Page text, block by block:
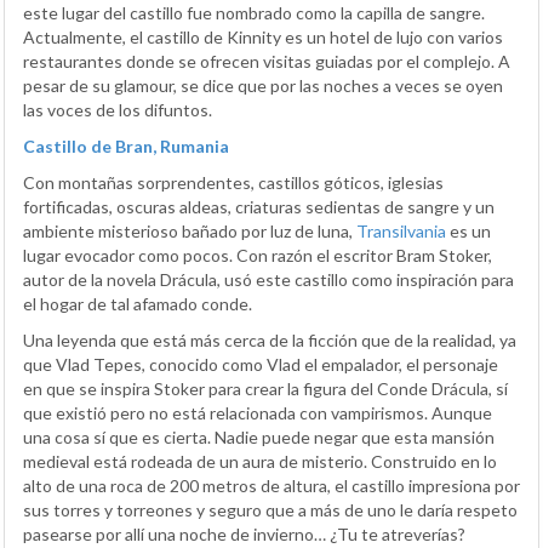
este lugar del castillo fue nombrado como la capilla de sangre.
Actualmente, el castillo de Kinnity es un hotel de lujo con varios
restaurantes donde se ofrecen visitas guiadas por el complejo. A
pesar de su glamour, se dice que por las noches a veces se oyen
las voces de los difuntos.
Castillo de Bran, Rumania
Con montañas sorprendentes, castillos góticos, iglesias
fortificadas, oscuras aldeas, criaturas sedientas de sangre y un
ambiente misterioso bañado por luz de luna, Transilvania es un
lugar evocador como pocos. Con razón el escritor Bram Stoker,
autor de la novela Drácula, usó este castillo como inspiración para
el hogar de tal afamado conde.
Una leyenda que está más cerca de la ficción que de la realidad, ya
que Vlad Tepes, conocido como Vlad el empalador, el personaje
en que se inspira Stoker para crear la figura del Conde Drácula, sí
que existió pero no está relacionada con vampirismos. Aunque
una cosa sí que es cierta. Nadie puede negar que esta mansión
medieval está rodeada de un aura de misterio. Construido en lo
alto de una roca de 200 metros de altura, el castillo impresiona por
sus torres y torreones y seguro que a más de uno le daría respeto
pasearse por allí una noche de invierno… ¿Tu te atreverías?